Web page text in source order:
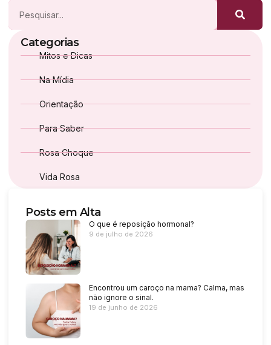
Categorias
Mitos e Dicas
Na Mídia
Orientação
Para Saber
Rosa Choque
Vida Rosa
Posts em Alta
O que é reposição hormonal?
9 de julho de 2026
Encontrou um caroço na mama? Calma, mas
não ignore o sinal.
19 de junho de 2026